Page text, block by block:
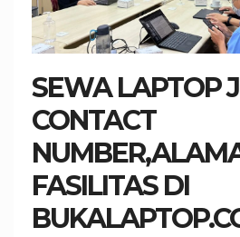
SEWA LAPTOP
CONTACT
FASILITAS DI